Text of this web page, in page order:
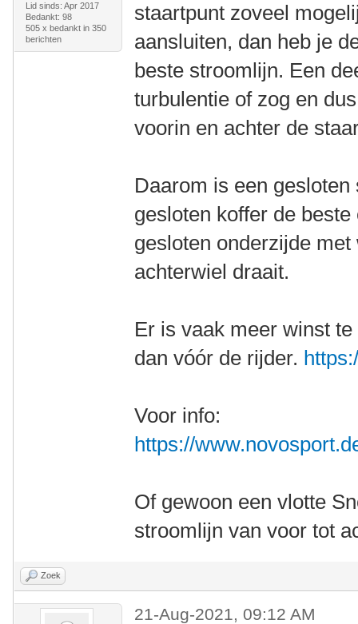
Lid sinds: Apr 2017
Bedankt: 98
505 x bedankt in 350
berichten
staartpunt zoveel
aansluiten, dan heb je
beste stroomlijn. Een
turbulentie of zog en
voorin en achter de
Daarom is een
gesloten koffer de
gesloten onderzijde
achterwiel draait.
Er is vaak meer winst
dan vóór de rijder.
Voor info:
https://
Of gewoon een vlotte
stroomlijn van voor tot
Zoek
21-Aug-2021, 09:12 AM